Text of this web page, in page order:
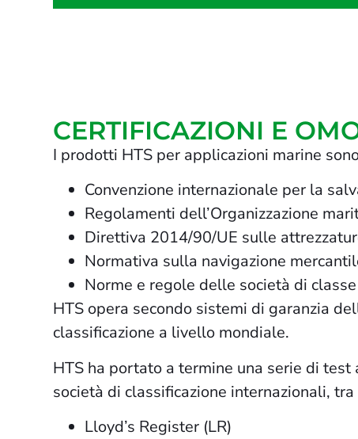
CERTIFICAZIONI E
I prodotti HTS per applicazioni marine
Convenzione internazionale per la
Regolamenti dell’Organizzazione
Direttiva 2014/90/UE sulle
Normativa sulla navigazione
Norme e regole delle società di classe
HTS opera secondo sistemi di garanzia
classificazione a livello mondiale.
HTS ha portato a termine una serie di
società di classificazione internazionali, tra
Lloyd’s Register (LR)